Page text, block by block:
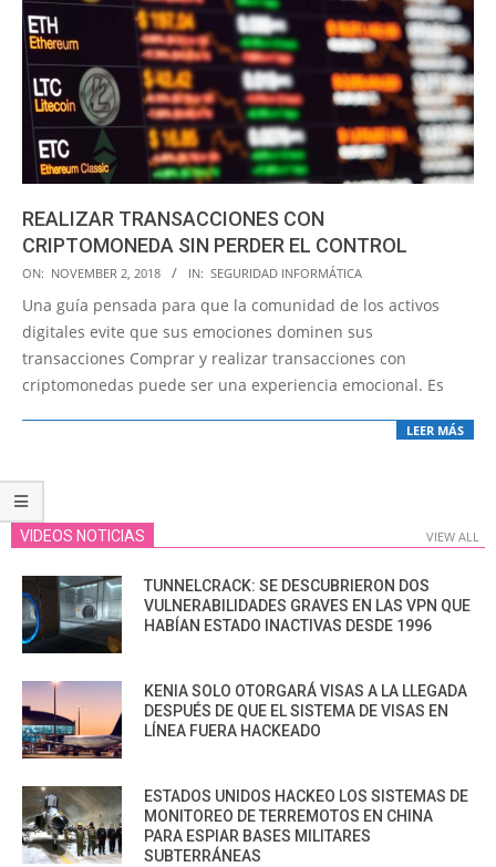
REALIZAR TRANSACCIONES CON
CRIPTOMONEDA SIN PERDER EL CONTROL
2018-
11-
02
ON: NOVEMBER 2, 2018 IN: SEGURIDAD INFORMÁTICA
Una guía pensada para que la comunidad de los activos
digitales evite que sus emociones dominen sus
transacciones Comprar y realizar transacciones con
criptomonedas puede ser una experiencia emocional. Es
LEER MÁS
VIDEOS NOTICIAS VIEW ALL
TUNNELCRACK: SE DESCUBRIERON DOS
VULNERABILIDADES GRAVES EN LAS VPN QUE
HABÍAN ESTADO INACTIVAS DESDE 1996
KENIA SOLO OTORGARÁ VISAS A LA LLEGADA
DESPUÉS DE QUE EL SISTEMA DE VISAS EN
LÍNEA FUERA HACKEADO
ESTADOS UNIDOS HACKEO LOS SISTEMAS DE
MONITOREO DE TERREMOTOS EN CHINA
PARA ESPIAR BASES MILITARES
SUBTERRÁNEAS